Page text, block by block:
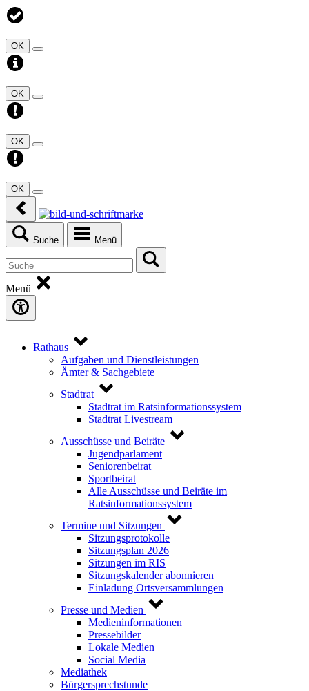
OK
OK
OK
OK
Suche Menü
Menü
Rathaus
Aufgaben und Dienstleistungen
Ämter & Sachgebiete
Stadtrat
Stadtrat im Ratsinformationssystem
Stadtrat Livestream
Ausschüsse und Beiräte
Jugendparlament
Seniorenbeirat
Sportbeirat
Alle Ausschüsse und Beiräte im
Ratsinformationssystem
Termine und Sitzungen
Sitzungsprotokolle
Sitzungsplan 2026
Sitzungen im RIS
Sitzungskalender abonnieren
Einladung Ortsversammlungen
Presse und Medien
Medieninformationen
Pressebilder
Lokale Medien
Social Media
Mediathek
Bürgersprechstunde